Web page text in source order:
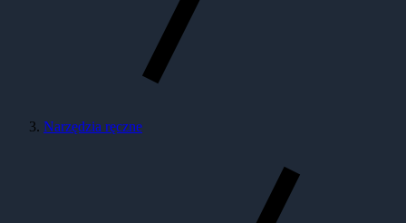
Narzędzia ręczne